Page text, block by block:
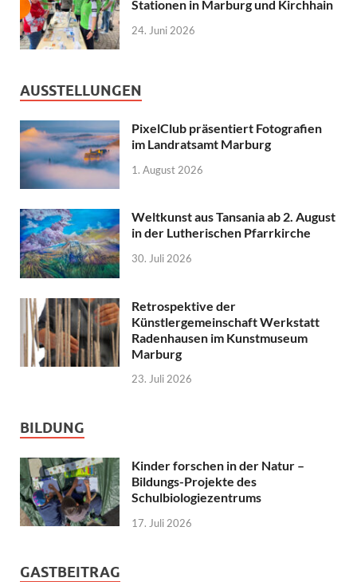
Stationen in Marburg und Kirchhain
24. Juni 2026
AUSSTELLUNGEN
PixelClub präsentiert Fotografien
im Landratsamt Marburg
1. August 2026
Weltkunst aus Tansania ab 2. August
in der Lutherischen Pfarrkirche
30. Juli 2026
Retrospektive der
Künstlergemeinschaft Werkstatt
Radenhausen im Kunstmuseum
Marburg
23. Juli 2026
BILDUNG
Kinder forschen in der Natur –
Bildungs-Projekte des
Schulbiologiezentrums
17. Juli 2026
GASTBEITRAG